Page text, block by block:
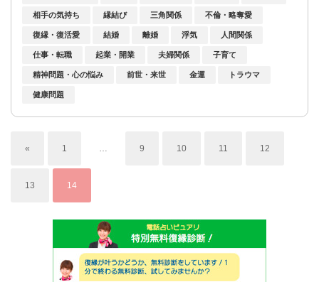
相手の気持ち 縁結び 三角関係 不倫・略奪愛
復縁・復活愛 結婚 離婚 浮気 人間関係
仕事・転職 起業・開業 夫婦関係 子育て
精神問題・心の悩み 前世・来世 金運 トラウマ
健康問題
« 1 9 10 11 12
13 14